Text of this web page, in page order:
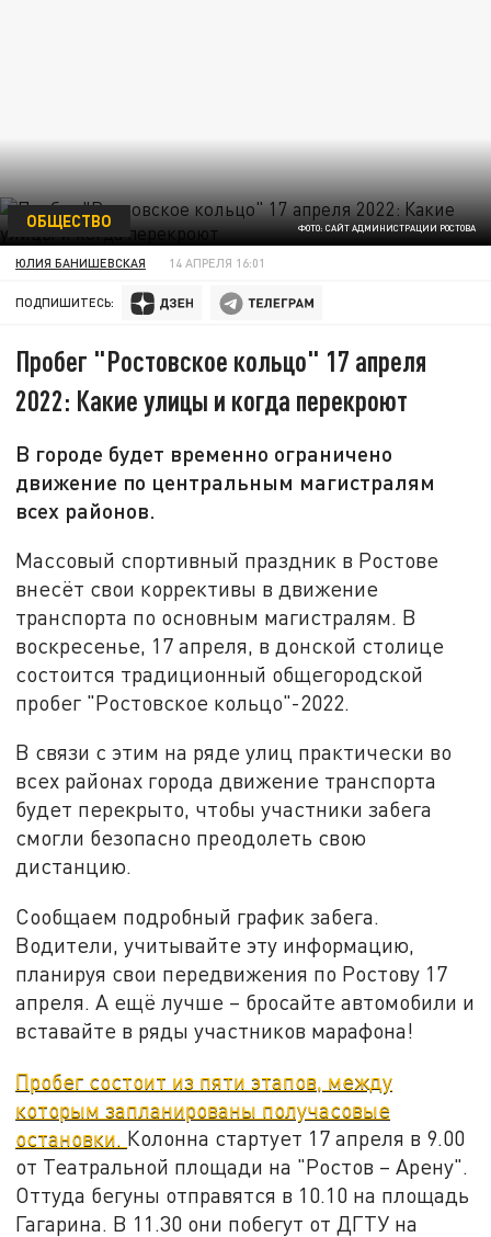
ФОТО: САЙТ АДМИНИСТРАЦИИ РОСТОВА
ОБЩЕСТВО
ЮЛИЯ БАНИШЕВСКАЯ 14 АПРЕЛЯ 16:01
ПОДПИШИТЕСЬ:
Пробег "Ростовское кольцо" 17 апреля
2022: Какие улицы и когда перекроют
В городе будет временно ограничено
движение по центральным магистралям
всех районов.
Массовый спортивный праздник в Ростове
внесёт свои коррективы в движение
транспорта по основным магистралям. В
воскресенье, 17 апреля, в донской столице
состоится традиционный общегородской
пробег "Ростовское кольцо"-2022.
В связи с этим на ряде улиц практически во
всех районах города движение транспорта
будет перекрыто, чтобы участники забега
смогли безопасно преодолеть свою
дистанцию.
Сообщаем подробный график забега.
Водители, учитывайте эту информацию,
планируя свои передвижения по Ростову 17
апреля. А ещё лучше – бросайте автомобили и
вставайте в ряды участников марафона!
Пробег состоит из пяти этапов, между
которым запланированы получасовые
остановки. Колонна стартует 17 апреля в 9.00
от Театральной площади на "Ростов – Арену".
Оттуда бегуны отправятся в 10.10 на площадь
Гагарина. В 11.30 они побегут от ДГТУ на